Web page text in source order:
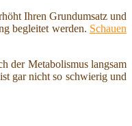
Ihren Grundumsatz und
begleitet werden. Schauen
der Metabolismus langsam
gar nicht so schwierig und